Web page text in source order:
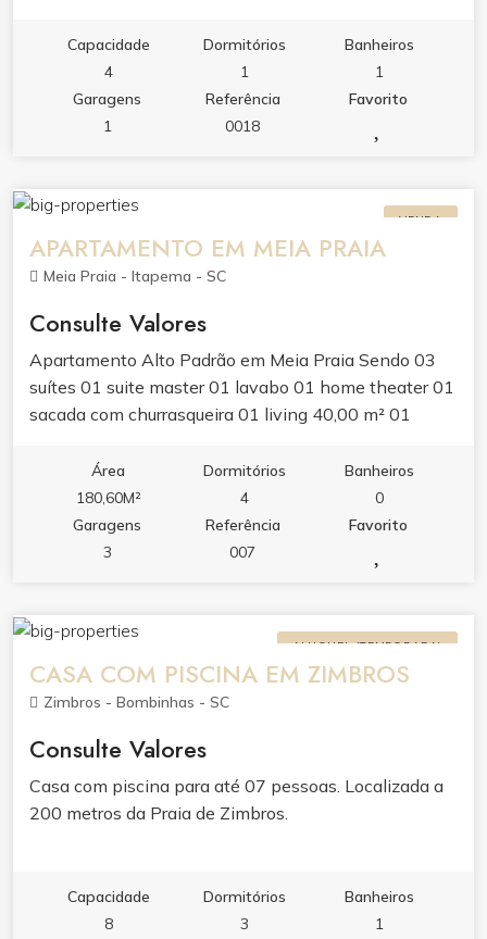
lavanderia, 01 área com churrasqueira e pia na
garagem. 01 vaga de garagem coberta.
Capacidade
4
Dormitórios
1
Banheiros
1
Garagens
1
Referência
0018
Favorito
VENDA
APARTAMENTO EM MEIA PRAIA
Meia Praia - Itapema - SC
Consulte Valores
Apartamento Alto Padrão em Meia Praia Sendo 03
suítes 01 suite master 01 lavabo 01 home theater 01
sacada com churrasqueira 01 living 40,00 m² 01
Acabamento de Alto Padrão ? Revestimento em
Pastilha ? Hall de Entrada Decorado ? Área de Lazer
Completa ? 2 Elevadores ? Portas Maciças -
Laqueadas ? Piso em Vinílico nas Suítes ? Piso em
Pagamento: ? Entrada de 30% ? 40 parcelas mensais
reforços anuais de 8% (sobre o saldo devedor)
Entrega em 05/2022 Mais informações com a nossa
equipe
Área
180,60M²
Dormitórios
4
Banheiros
0
Garagens
3
Referência
007
Favorito
ALUGUEL (TEMPORADA)
CASA COM PISCINA EM ZIMBROS
Zimbros - Bombinhas - SC
Consulte Valores
Casa com piscina para até 07 pessoas. Localizada a
200 metros da Praia de Zimbros.
Capacidade
8
Dormitórios
3
Banheiros
1